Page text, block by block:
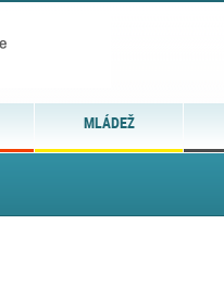
MLÁDEŽ